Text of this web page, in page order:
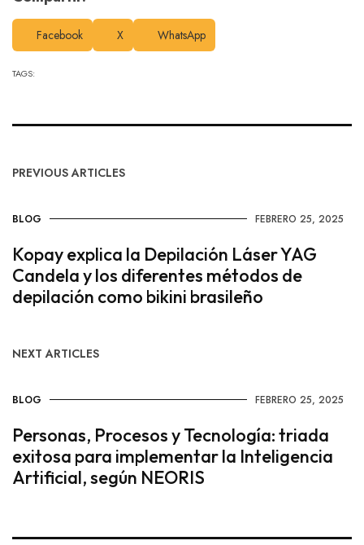
Facebook X WhatsApp
TAGS:
PREVIOUS ARTICLES
BLOG FEBRERO 25, 2025
Kopay explica la Depilación Láser YAG
Candela y los diferentes métodos de
depilación como bikini brasileño
NEXT ARTICLES
BLOG FEBRERO 25, 2025
Personas, Procesos y Tecnología: triada
exitosa para implementar la Inteligencia
Artificial, según NEORIS